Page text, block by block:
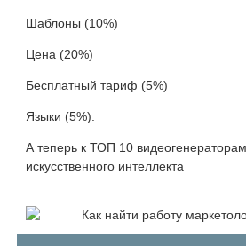
Шаблоны (10%)
Цена (20%)
Бесплатный тариф (5%)
Языки (5%).
А теперь к ТОП 10
искусственного интеллекта